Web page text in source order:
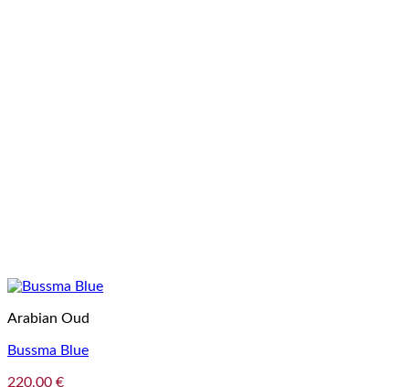
Arabian Oud
Bussma Blue
220,00 €